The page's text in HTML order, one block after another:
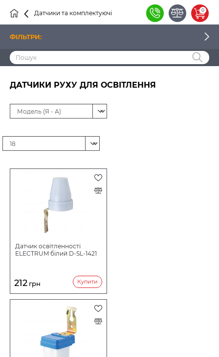
0
Датчики та комплектуючі
Датчики
ДАТЧИКИ РУХУ ДЛЯ ОСВІТЛЕННЯ
Датчик освітленності
ELECTRUM білий D-SL-1421
212 грн Купити
ФІЛЬТРИ:
ЦІНА
СПОСІБ МОНТАЖУ
СТУПІНЬ ПИЛЕВОЛОГОЗАХИСТУ
НАПРУГА В